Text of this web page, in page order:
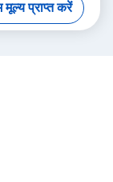
सीमेंटिंग उपकरण
मूल्य प्राप्त करें